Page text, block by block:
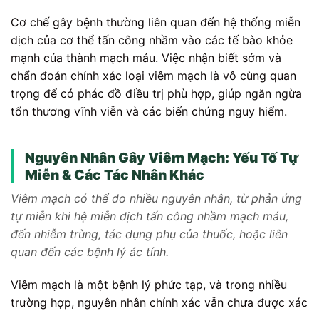
Cơ chế gây bệnh thường liên quan đến hệ thống miễn
dịch của cơ thể tấn công nhầm vào các tế bào khỏe
mạnh của thành mạch máu. Việc nhận biết sớm và
chẩn đoán chính xác loại viêm mạch là vô cùng quan
trọng để có phác đồ điều trị phù hợp, giúp ngăn ngừa
tổn thương vĩnh viễn và các biến chứng nguy hiểm.
Nguyên Nhân Gây Viêm Mạch: Yếu Tố Tự
Miễn & Các Tác Nhân Khác
Viêm mạch có thể do nhiều nguyên nhân, từ phản ứng
tự miễn khi hệ miễn dịch tấn công nhầm mạch máu,
đến nhiễm trùng, tác dụng phụ của thuốc, hoặc liên
quan đến các bệnh lý ác tính.
Viêm mạch là một bệnh lý phức tạp, và trong nhiều
trường hợp, nguyên nhân chính xác vẫn chưa được xác